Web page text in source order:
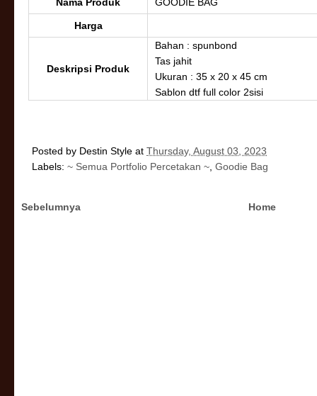
Harga
Deskripsi Produk
Bahan : spunbond
Tas jahit
Ukuran : 35 x 20 x 45 cm
Sablon dtf full color 2sisi
Posted by Destin Style at Thursday, August 03, 2023
Labels: ~ Semua Portfolio Percetakan ~ Goodie Bag
Sebelumnya Home